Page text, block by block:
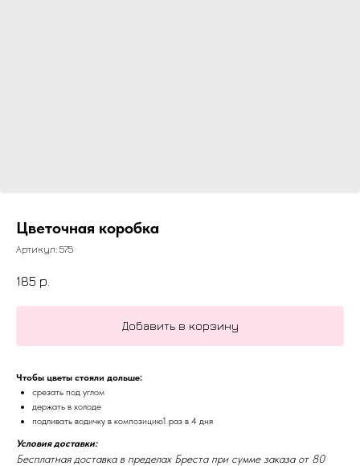
Цветочная коробка
Артикул: 575
185 р.
Добавить в корзину
Чтобы цветы стояли дольше:
срезать под углом
держать в холоде
подливать водичку в композицию1 раз в 4 дня
Условия доставки:
Бесплатная доставка в пределах Бреста при сумме заказа от 80